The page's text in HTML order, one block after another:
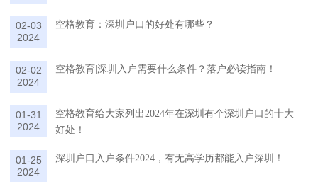
02-03
2024
空格教育：深圳户口的好处有哪些？
02-02
2024
空格教育|深圳入户需要什么条件？落户必读指南！
01-31
2024
空格教育给大家列出2024年在深圳有个深圳户口的十大
好处！
01-25
2024
深圳户口入户条件2024，有无高学历都能入户深圳！